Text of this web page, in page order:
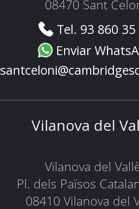
08470 Sant
Tel. 93 860
Enviar
Vilanova del
Vilanova del
Pl. dels Països
08410 Vilanova del